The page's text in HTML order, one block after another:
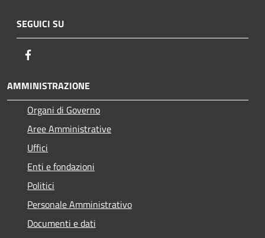
SEGUICI SU
AMMINISTRAZIONE
Organi di Governo
Aree Amministrative
Uffici
Enti e fondazioni
Politici
Personale Amministrativo
Documenti e dati